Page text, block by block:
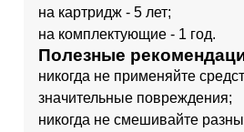
на картридж - 5 лет;
на комплектующие - 1 год.
Полезные
никогда не применяйте
значительные повреждения;
никогда не смешивайте